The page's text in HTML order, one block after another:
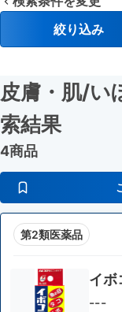
絞り込み
皮膚・肌/い
索結果
4商品
第2類医薬品
イボ
---